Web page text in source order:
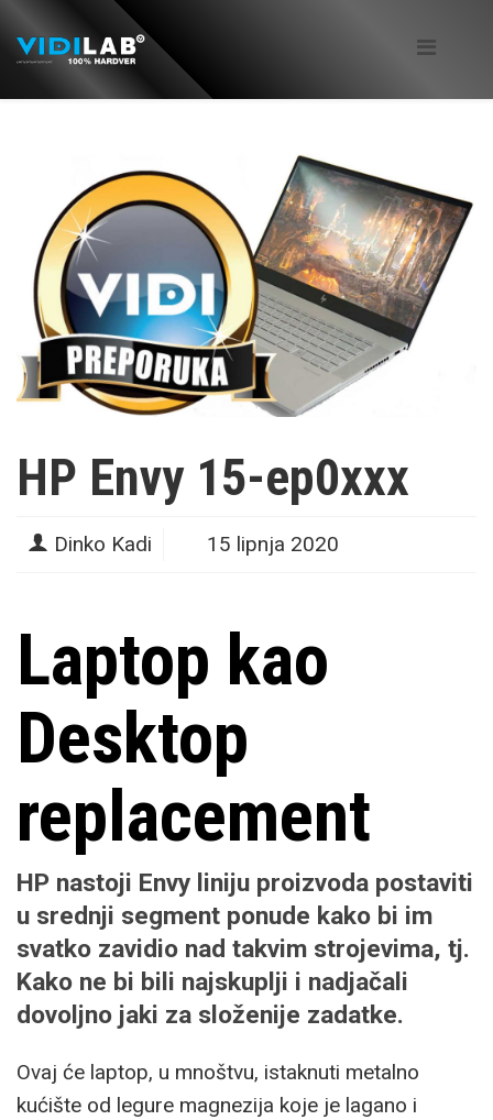
HP Envy 15-ep0xxx
Dinko Kadi 15 lipnja 2020
Laptop kao
Desktop
replacement
HP nastoji Envy liniju proizvoda postaviti
u srednji segment ponude kako bi im
svatko zavidio nad takvim strojevima, tj.
Kako ne bi bili najskuplji i nadjačali
dovoljno jaki za složenije zadatke.
Ovaj će laptop, u mnoštvu, istaknuti metalno
kućište od legure magnezija koje je lagano i